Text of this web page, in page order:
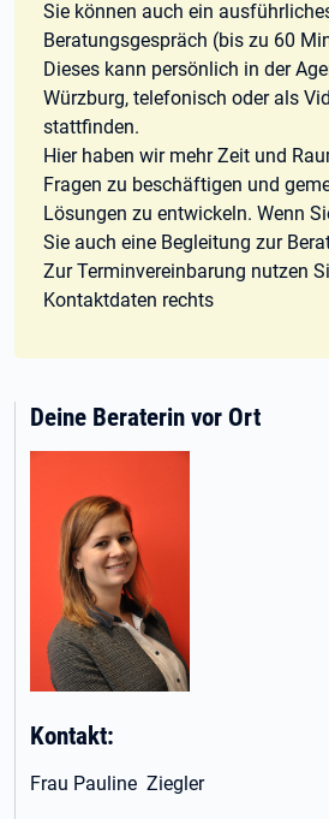
Sie können auch ein
Beratungsgespräch (bis zu 60
Dieses kann persönlich in der
Würzburg, telefonisch oder als
stattfinden.
Hier haben wir mehr Zeit und
Fragen zu beschäftigen und
Lösungen zu entwickeln. Wenn
Sie auch eine Begleitung zur
Zur Terminvereinbarung nutzen
Kontaktdaten rechts
Deine Beraterin vor Ort
Kontakt:
Frau Pauline Ziegler